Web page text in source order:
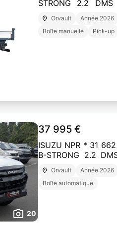
STRONG 2.2
Euro6e-bis SPLASH
Orvault Année 2026
Boîte manuelle
Pick-up
20
37 995 €
ISUZU NPR * 31
B-STRONG 2.2
Euro6e-bis SPLASH
Orvault Année 2026
Boîte automatique